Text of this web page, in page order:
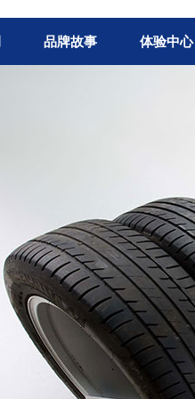
品牌故事 体验中心